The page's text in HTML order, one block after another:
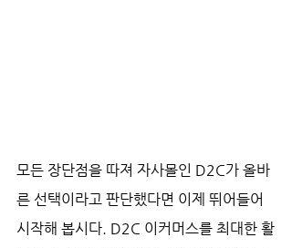
모든 장단점을 따져 자사몰인 D2C가 올바
른 선택이라고 판단했다면 이제 뛰어들어
시작해 봅시다. D2C 이커머스를 최대한 활